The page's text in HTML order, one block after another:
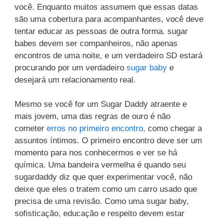
você. Enquanto muitos assumem que essas datas
são uma cobertura para acompanhantes, você deve
tentar educar as pessoas de outra forma. sugar
babes devem ser companheiros, não apenas
encontros de uma noite, e um verdadeiro SD estará
procurando por um verdadeiro sugar baby e
desejará um relacionamento real.
Mesmo se você for um Sugar Daddy atraente e
mais jovem, uma das regras de ouro é não
cometer erros no primeiro encontro, como chegar a
assuntos íntimos. O primeiro encontro deve ser um
momento para nos conhecermos e ver se há
química. Uma bandeira vermelha é quando seu
sugardaddy diz que quer experimentar você, não
deixe que eles o tratem como um carro usado que
precisa de uma revisão. Como uma sugar baby,
sofisticação, educação e respeito devem estar